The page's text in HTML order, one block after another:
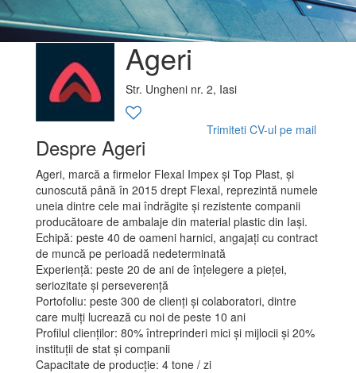
Ageri
Str. Ungheni nr. 2, Iasi
Trimiteti CV-ul pe mail
Despre Ageri
Ageri, marcă a firmelor Flexal Impex și Top Plast, și
cunoscută până în 2015 drept Flexal, reprezintă numele
uneia dintre cele mai îndrăgite și rezistente companii
producătoare de ambalaje din material plastic din Iași.
Echipă: peste 40 de oameni harnici, angajați cu contract
de muncă pe perioadă nedeterminată
Experiență: peste 20 de ani de înțelegere a pieței,
seriozitate și perseverență
Portofoliu: peste 300 de clienți și colaboratori, dintre
care mulți lucrează cu noi de peste 10 ani
Profilul clienților: 80% întreprinderi mici și mijlocii și 20%
instituții de stat și companii
Capacitate de producție: 4 tone / zi